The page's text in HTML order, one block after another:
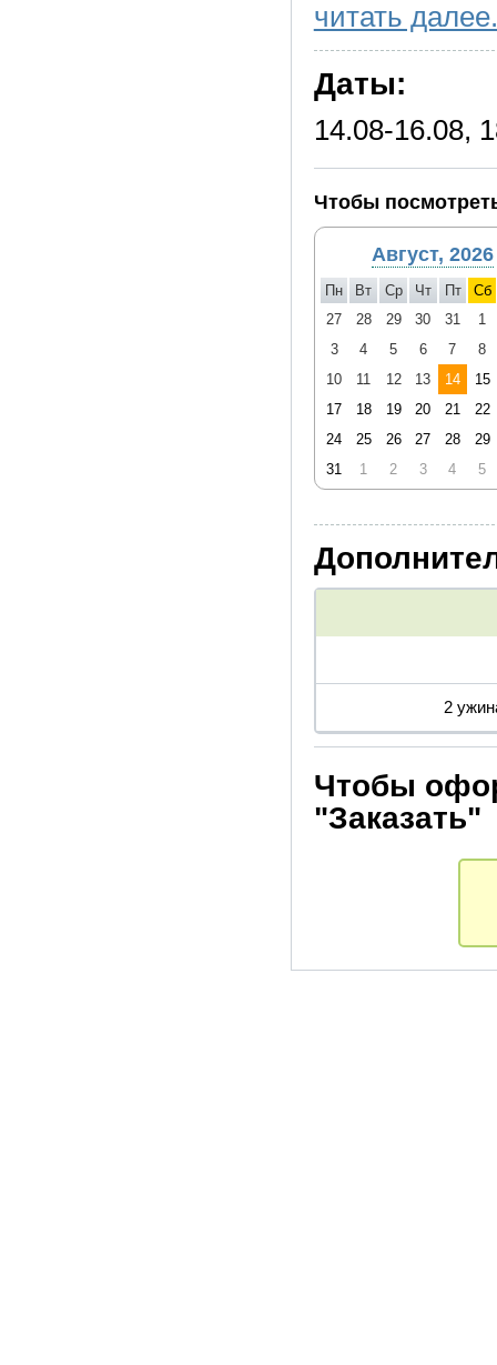
Доп. место есть в
Фирма оставляет за
музеев, не уменьшая
читать
Даты:
14.08-16.08,
Чтобы
Август, 2026
Пн Вт Ср Чт Пт
Сб
27
28 29 30 31
1
3
4 5 6 7
8
10
11 12 13 14
15
17
18 19 20 21
22
24
25 26 27 28
29
31
1 2 3 4 5
2
Чтобы
"Заказать"